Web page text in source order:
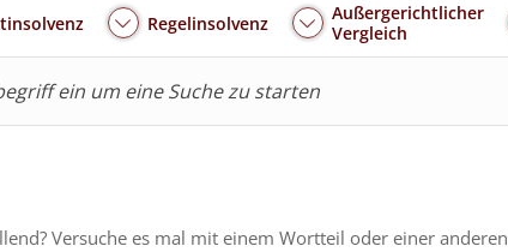
Regelinsolvenz
Außergerichtlicher
Vergleich
ein um eine Suche zu starten
Versuche es mal mit einem Wortteil oder einer anderen